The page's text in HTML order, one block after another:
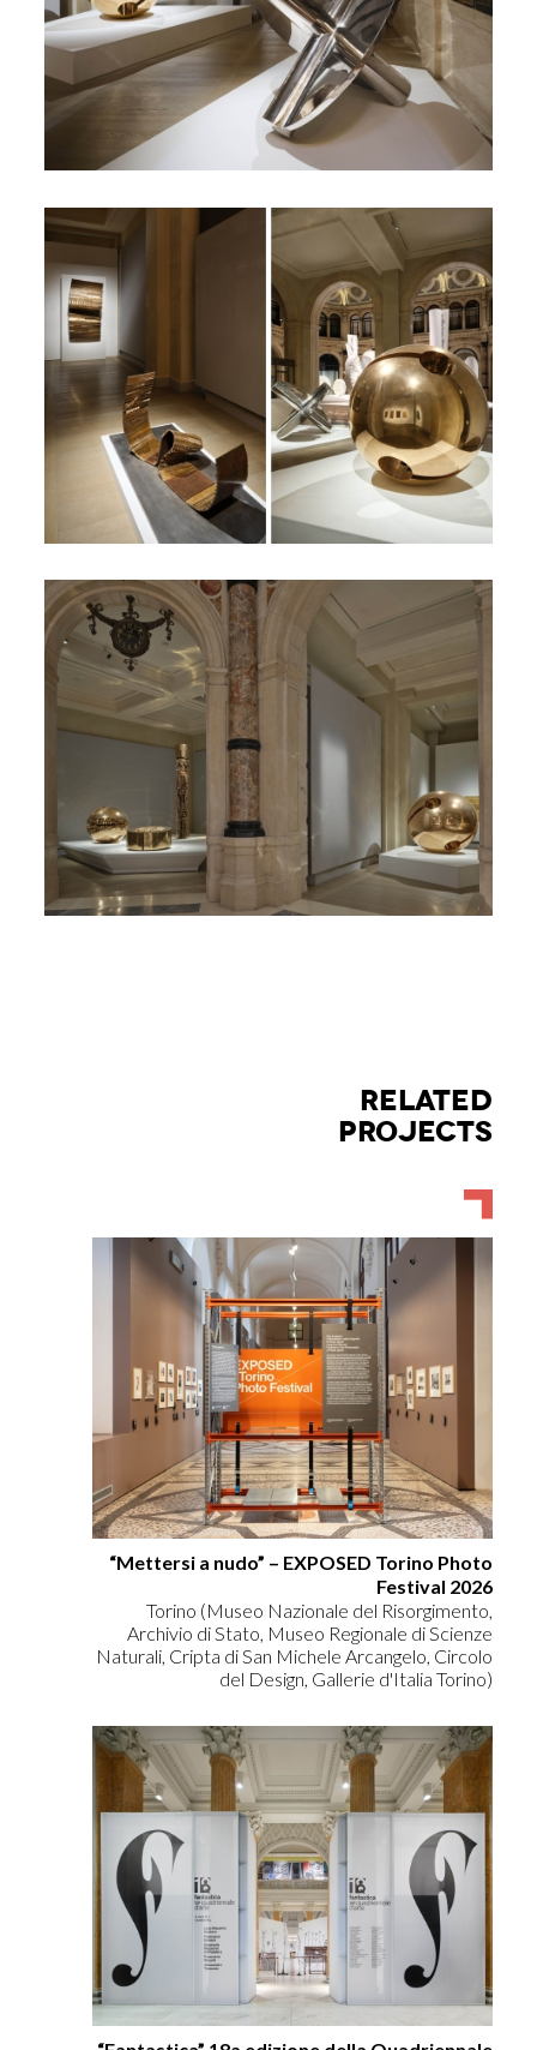
RELATED
PROJECTS
“Mettersi a nudo” – EXPOSED Torino Photo
Festival 2026
Torino (Museo Nazionale del Risorgimento,
Archivio di Stato, Museo Regionale di Scienze
Naturali, Cripta di San Michele Arcangelo, Circolo
del Design, Gallerie d'Italia Torino)